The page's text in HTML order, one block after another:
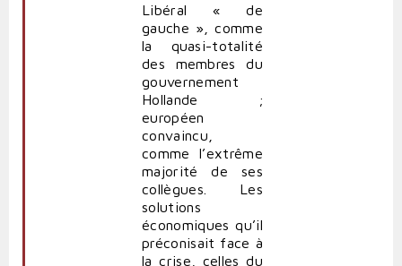
Libéral « de
gauche », comme
la quasi-totalité
des membres du
gouvernement
Hollande ;
européen
convaincu,
comme l’extrême
majorité de ses
collègues. Les
solutions
économiques qu’il
préconisait face à
la crise, celles du